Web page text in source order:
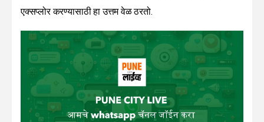
एक्सप्लोर करण्यासाठी हा उत्तम वेळ ठरतो.